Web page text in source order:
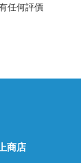
任何評價
商店